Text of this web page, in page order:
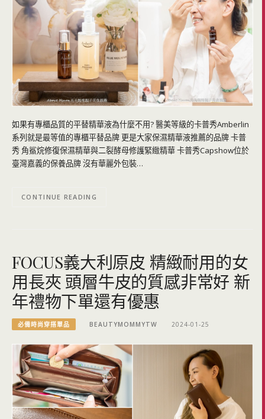
如果有專櫃品質的平替精華液為什麼不用? 醫美等級的卡普秀Amberlin
系列就是最等值的專櫃平替品牌 更是大家保濕精華液推薦的品牌 卡普
秀 角鯊烷修復保濕精華與二裂酵母修護緊緻精華 卡普秀Capshow位於
臺灣嘉義的保養品牌 沒有華麗外包裝…
CONTINUE READING
FOCUS義大利原皮 精緻耐用的女
用長夾 頭層牛皮的質感非常好 新
年禮物下單還有優惠
必備時尚穿搭單品 BEAUTYMOMMYTW 2024-01-25